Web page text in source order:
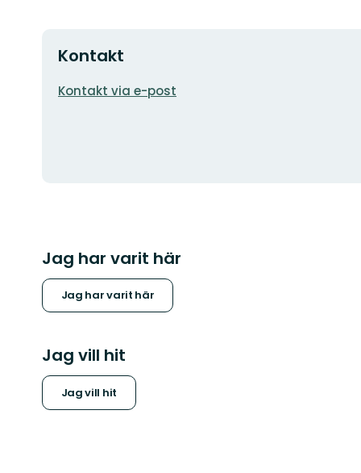
Kontakt
E-
Kontakt via e-post
Jag har varit här
Jag har varit här
Jag vill hit
Jag vill hit